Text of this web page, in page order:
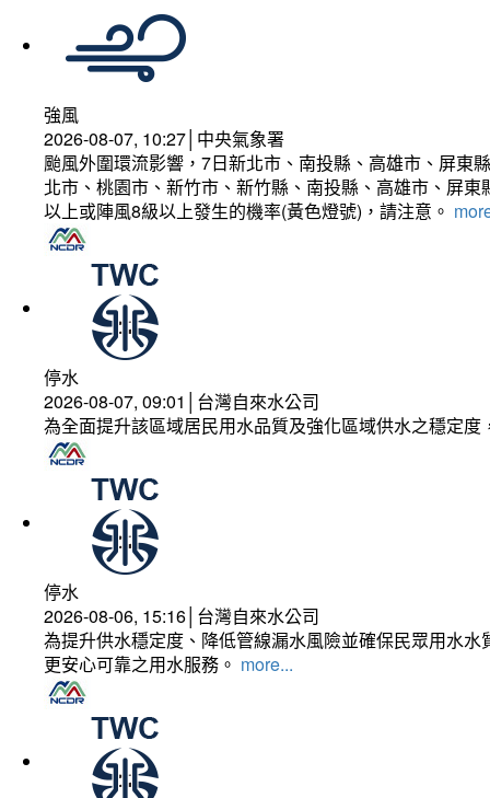
強風
2026-08-07, 10:27│中央氣象署
颱風外圍環流影響，7日新北市、南投縣、高雄市、屏東
北市、桃園市、新竹市、新竹縣、南投縣、高雄市、屏
以上或陣風8級以上發生的機率(黃色燈號)，請注意。
停水
2026-08-07, 09:01│台灣自來水公司
為全面提升該區域居民用水品質及強化區域供水之穩定
停水
2026-08-06, 15:16│台灣自來水公司
為提升供水穩定度、降低管線漏水風險並確保民眾用水
更安心可靠之用水服務。 more...